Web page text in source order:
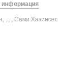
информация
, , , Сами Хазинсес